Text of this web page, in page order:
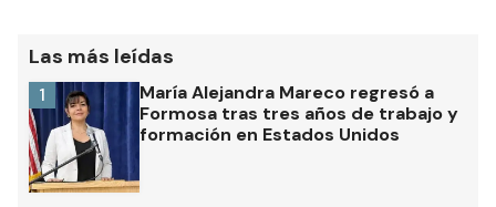
Las más leídas
María Alejandra Mareco regresó a
Formosa tras tres años de trabajo y
formación en Estados Unidos
1